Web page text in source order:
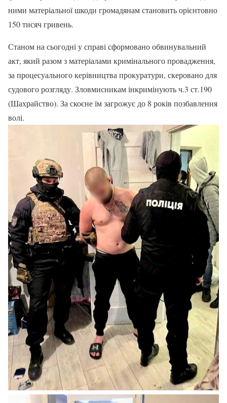
ними матеріальної шкоди громадянам становить орієнтовно
150 тисяч гривень.
Станом на сьогодні у справі сформовано обвинувальний
акт, який разом з матеріалами кримінального провадження,
за процесуального керівництва прокуратури, скеровано для
судового розгляду. Зловмисникам інкримінують ч.3 ст.190
(Шахрайство). За скоєне їм загрожує до 8 років позбавлення
волі.